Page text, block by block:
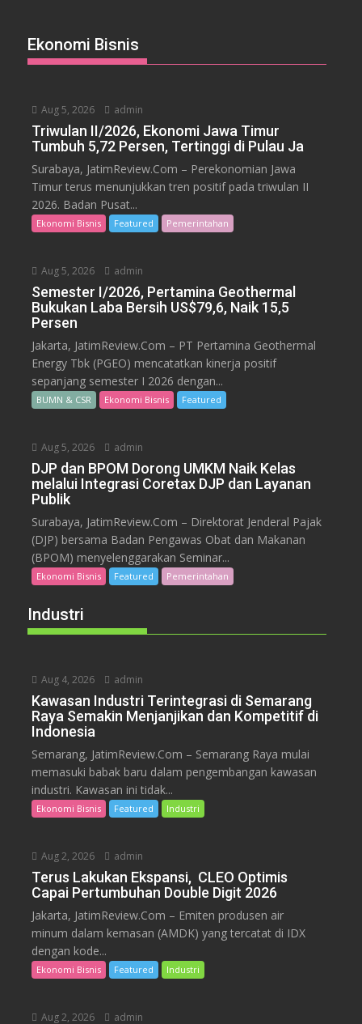
Ekonomi Bisnis
Aug 5, 2026 admin
Triwulan II/2026, Ekonomi Jawa Timur
Tumbuh 5,72 Persen, Tertinggi di Pulau Ja
Surabaya, JatimReview.Com – Perekonomian Jawa
Timur terus menunjukkan tren positif pada triwulan II
2026. Badan Pusat...
Ekonomi Bisnis Featured Pemerintahan
Aug 5, 2026 admin
Semester I/2026, Pertamina Geothermal
Bukukan Laba Bersih US$79,6, Naik 15,5
Persen
Jakarta, JatimReview.Com – PT Pertamina Geothermal
Energy Tbk (PGEO) mencatatkan kinerja positif
sepanjang semester I 2026 dengan...
BUMN & CSR Ekonomi Bisnis Featured
Aug 5, 2026 admin
DJP dan BPOM Dorong UMKM Naik Kelas
melalui Integrasi Coretax DJP dan Layanan
Publik
Surabaya, JatimReview.Com – Direktorat Jenderal Pajak
(DJP) bersama Badan Pengawas Obat dan Makanan
(BPOM) menyelenggarakan Seminar...
Ekonomi Bisnis Featured Pemerintahan
Industri
Aug 4, 2026 admin
Kawasan Industri Terintegrasi di Semarang
Raya Semakin Menjanjikan dan Kompetitif di
Indonesia
Semarang, JatimReview.Com – Semarang Raya mulai
memasuki babak baru dalam pengembangan kawasan
industri. Kawasan ini tidak...
Ekonomi Bisnis Featured Industri
Aug 2, 2026 admin
Terus Lakukan Ekspansi, CLEO Optimis
Capai Pertumbuhan Double Digit 2026
Jakarta, JatimReview.Com – Emiten produsen air
minum dalam kemasan (AMDK) yang tercatat di IDX
dengan kode...
Ekonomi Bisnis Featured Industri
Aug 2, 2026 admin